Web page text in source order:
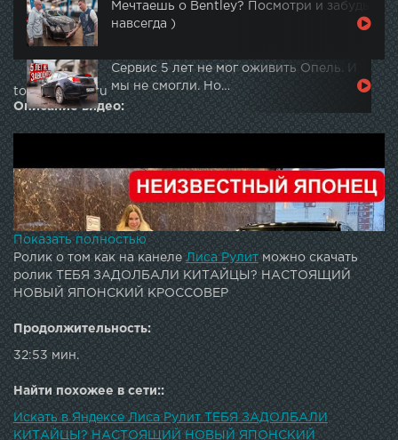
Мечтаешь о Bentley? Посмотри и забудь
навсегда )
Сервис 5 лет не мог оживить Опель. И
мы не смогли. Но…
topautotube.ru
Описание видео:
Показать полностью
Ролик о том как на канелеЛиса Рулитможно скачать
ролик ТЕБЯ ЗАДОЛБАЛИ КИТАЙЦЫ? НАСТОЯЩИЙ
НОВЫЙ ЯПОНСКИЙ КРОССОВЕР
Продолжительность:
32:53 мин.
Найти похожее в сети::
Искать в Яндексе Лиса Рулит ТЕБЯ ЗАДОЛБАЛИ
КИТАЙЦЫ? НАСТОЯЩИЙ НОВЫЙ ЯПОНСКИЙ